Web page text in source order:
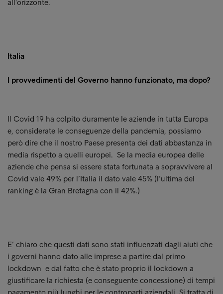
all'orizzonte.
Italia
I provvedimenti del Governo hanno funzionato, ma dopo?
Il Covid 19 ha colpito duramente le aziende in tutta Europa
e, considerate le conseguenze della pandemia, possiamo
però dire che il nostro Paese presenta dei dati abbastanza in
media rispetto a quelli europei. Se la media europea delle
aziende che pensa si essere stata fortunata a sopravvivere al
Covid vale 49% per l’Italia il dato vale 45% (l’ultima del
ranking è la Gran Bretagna con il 42%.)
E’ chiaro che questi dati sono stati influenzati dagli aiuti che
i governi hanno dato alle imprese a partire dal primo
lockdown e dal fatto che è stato proprio il lockdown a
giustificare la richiesta (e conseguente concessione) di tempi